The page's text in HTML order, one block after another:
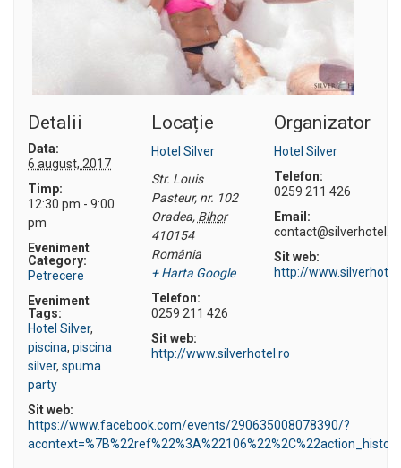
Detalii
Data:
6 august, 2017
Timp:
12:30 pm - 9:00
pm
Eveniment
Category:
Petrecere
Eveniment
Tags:
Hotel Silver,
piscina, piscina
silver, spuma
party
Sit web:
https://www.facebook.com/events/290635008078390/?
Locație
Hotel Silver
Str. Louis
Pasteur, nr. 102
Oradea, Bihor
410154
România
+ Harta Google
Telefon:
0259 211 426
Sit web:
http://www.silverhotel.ro
Organizator
Hotel Silver
Telefon:
0259 211 426
Email:
contact@silverhotel.ro
Sit web:
http://